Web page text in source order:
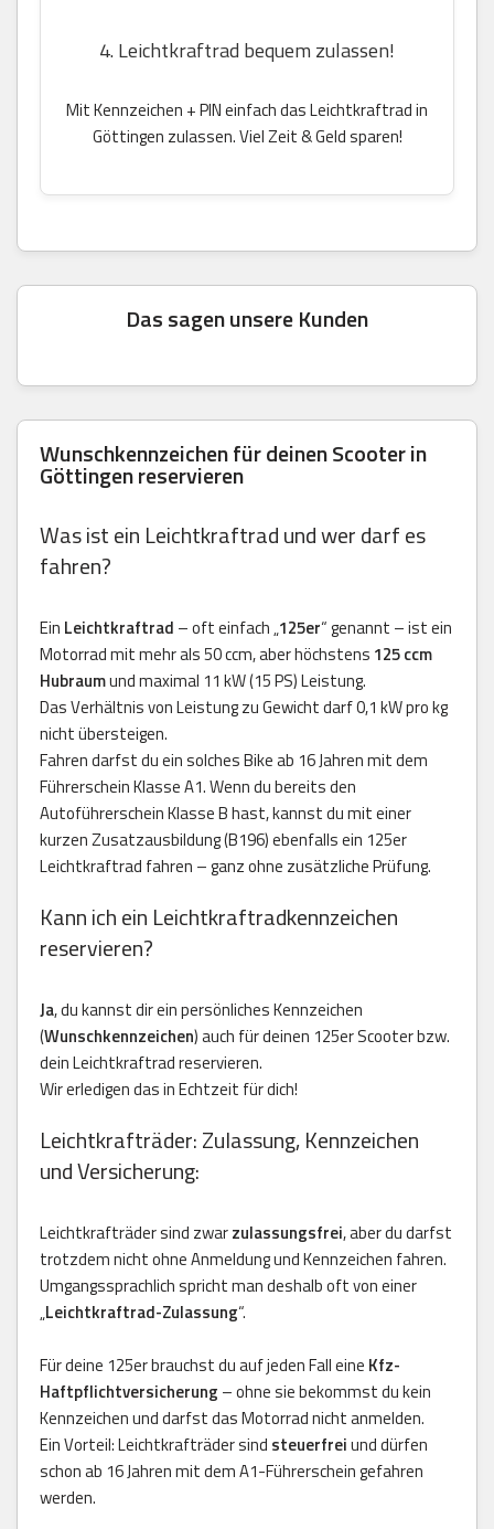
4. Leichtkraftrad bequem zulassen!
Mit Kennzeichen + PIN einfach das Leichtkraftrad in
Göttingen zulassen. Viel Zeit & Geld sparen!
Das sagen unsere Kunden
Wunschkennzeichen für deinen Scooter in
Göttingen reservieren
Was ist ein Leichtkraftrad und wer darf es
fahren?
Ein Leichtkraftrad – oft einfach „125er“ genannt – ist ein
Motorrad mit mehr als 50 ccm, aber höchstens 125 ccm
Hubraumund maximal 11 kW (15 PS) Leistung.
Das Verhältnis von Leistung zu Gewicht darf 0,1 kW pro kg
nicht übersteigen.
Fahren darfst du ein solches Bike ab 16 Jahren mit dem
Führerschein Klasse A1. Wenn du bereits den
Autoführerschein Klasse B hast, kannst du mit einer
kurzen Zusatzausbildung (B196) ebenfalls ein 125er
Leichtkraftrad fahren – ganz ohne zusätzliche Prüfung.
Kann ich ein Leichtkraftradkennzeichen
reservieren?
Ja, du kannst dir ein persönliches Kennzeichen
(Wunschkennzeichen) auch für deinen 125er Scooter bzw.
dein Leichtkraftrad reservieren.
Wir erledigen das in Echtzeit für dich!
Leichtkrafträder: Zulassung, Kennzeichen
und Versicherung:
Leichtkrafträder sind zwarzulassungsfrei, aber du darfst
trotzdem nicht ohne Anmeldung und Kennzeichen fahren.
Umgangssprachlich spricht man deshalb oft von einer
„Leichtkraftrad-Zulassung“.
Für deine 125er brauchst du auf jeden Fall eine Kfz-
Haftpflichtversicherung – ohne sie bekommst du kein
Kennzeichen und darfst das Motorrad nicht anmelden.
Ein Vorteil: Leichtkrafträder sind steuerfreiund dürfen
schon ab 16 Jahren mit dem A1-Führerschein gefahren
werden.